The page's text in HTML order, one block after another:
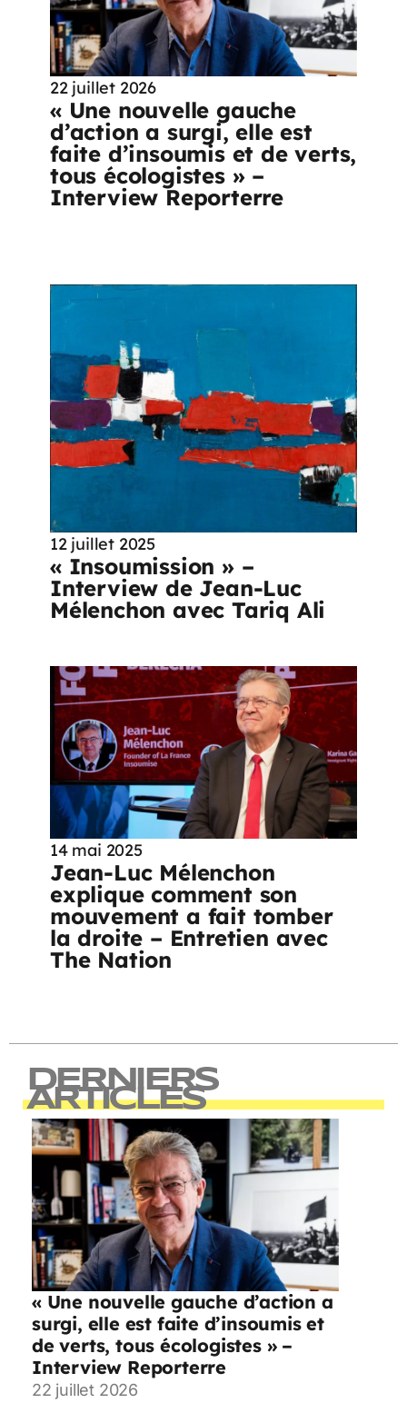
22 juillet 2026
« Une nouvelle gauche
d’action a surgi, elle est
faite d’insoumis et de verts,
tous écologistes » –
Interview Reporterre
12 juillet 2025
« Insoumission » –
Interview de Jean-Luc
Mélenchon avec Tariq Ali
14 mai 2025
Jean-Luc Mélenchon
explique comment son
mouvement a fait tomber
la droite – Entretien avec
The Nation
DERNIERS
ARTICLES
« Une nouvelle gauche d’action a
surgi, elle est faite d’insoumis et
de verts, tous écologistes » –
Interview Reporterre
22 juillet 2026